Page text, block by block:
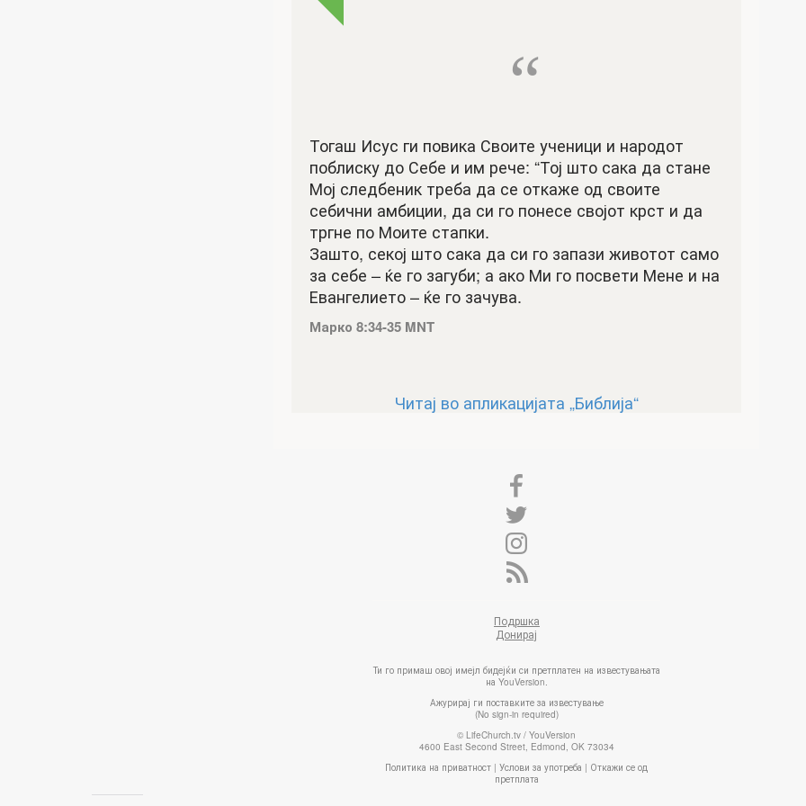
“
Тогаш Исус ги повика Своите ученици и народот
поблиску до Себе и им рече: “Тој што сака да стане
Мој следбеник треба да се откаже од своите
себични амбиции, да си го понесе својот крст и да
тргне по Моите стапки.
Зашто, секој што сака да си го запази животот само
за себе – ќе го загуби; а ако Ми го посвети Мене и на
Евангелието – ќе го зачува.
Марко 8:34-35 MNT
Читај во апликацијата „Библија“
Подршка
Донирај
Ти го примаш овој имејл бидејќи си претплатен на известувањата
на YouVersion.
Ажурирај ги поставките за известување
(No sign-in required)
© LifeChurch.tv / YouVersion
4600 East Second Street, Edmond, OK 73034
Политика на приватност |Услови за употреба | Откажи се од
претплата